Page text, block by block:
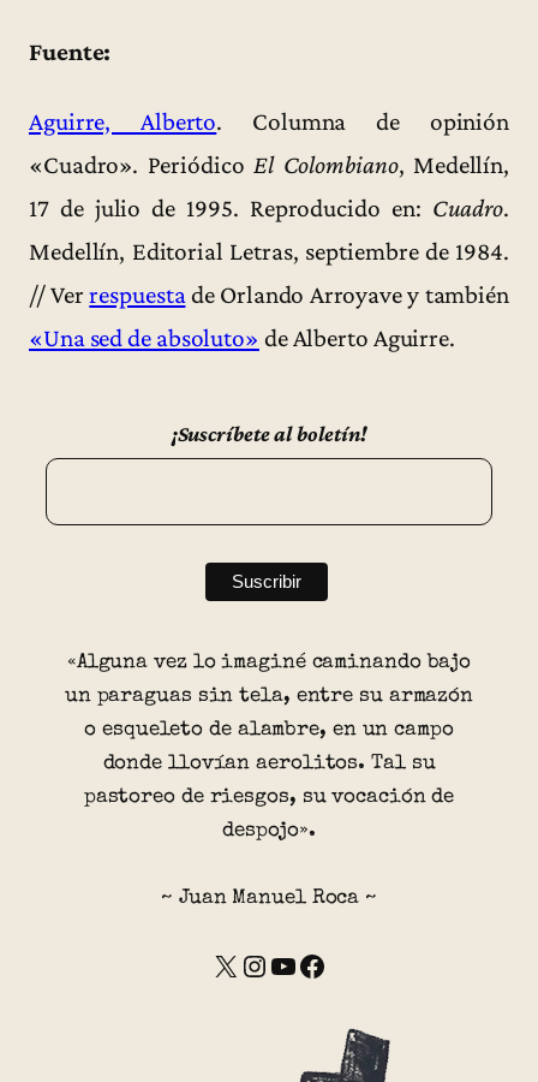
Fuente:
Aguirre, Alberto. Columna de opinión
«Cuadro». Periódico El Colombiano, Medellín,
17 de julio de 1995. Reproducido en: Cuadro.
Medellín, Editorial Letras, septiembre de 1984.
// Verrespuesta de Orlando Arroyave y también
«Una sed de absoluto» de Alberto Aguirre.
¡Suscríbete al boletín!
«Alguna vez lo imaginé caminando bajo
un paraguas sin tela, entre su armazón
o esqueleto de alambre, en un campo
donde llovían aerolitos. Tal su
pastoreo de riesgos, su vocación de
despojo».
~ Juan Manuel Roca ~
X Instagram YouTube Facebook